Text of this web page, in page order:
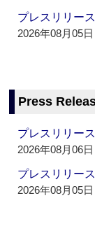
プレスリリー
2026年08月05
Press
プレスリリー
2026年08月06
プレスリリー
2026年08月05